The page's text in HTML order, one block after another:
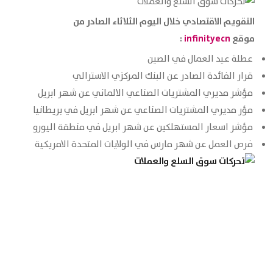
التقويم الاقتصادي خلال اليوم الثلاثاء الصادر من
موقع infinityecn
:
عطلة عيد العمال في الصين
قرار الفائدة الصادر عن البنك المركزي الاسترالي
مؤشر مديري المشتريات الصناعي الالماني عن شهر ابريل
مؤر مديري المشتريات الصناعي عن شهر ابريل في بريطانيا
مؤشر اسعار المستهلكين عن شهر ابريل في منطقة اليورو
فرص العمل عن شهر مارس في الولايات المتحدة الامريكية